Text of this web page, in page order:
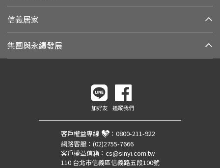
信義居家
集團與永續發展
加好友 追蹤我們
客戶權益專線 ： 0800-211-922
網路客服： (02)2755-7666
客戶權益信箱： cs@sinyi.com.tw
110 台北市信義區信義路五段100號